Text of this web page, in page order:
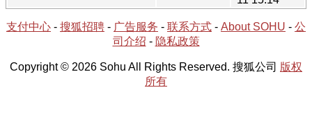
支付中心 - 搜狐招聘 - 广告服务 - 联系方式 - About SOHU - 公
司介绍 - 隐私政策
Copyright © 2026 Sohu All Rights Reserved. 搜狐公司 版权
所有